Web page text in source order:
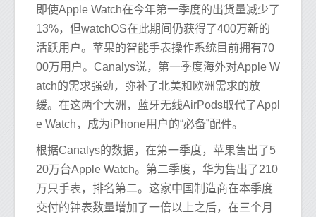
即使Apple Watch在今年第一季度的出货量减少了
13%，但watchOS在此期间仍获得了400万新的
活跃用户。苹果的智能手表操作系统目前拥有70
00万用户。Canalys说，第一季度海外对Ap​​ple W
atch的需求强劲，弥补了北美和欧洲需求的放
缓。在这两个大洲，蓝牙无线AirPods取代了Appl
e Watch，成为iPhone用户的“必备”配件。
根据Canalys的数据，在第一季度，苹果售出了5
20万台Apple Watch。第二季度，华为售出了210
万只手表，排名第二。这家中国制造商在本季度
交付的钟表数量增加了一倍以上之后，在三个月